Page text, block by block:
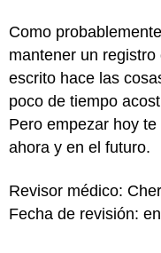
Como
mantener un
escrito hace las
poco de tiempo
Pero empezar hoy
ahora y en el futuro.
Revisor médico:
Fecha de revisión: